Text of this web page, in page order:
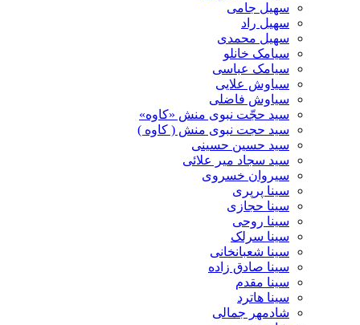
سهیل جامی
سهیل راد
سهیل محمدی
سیامک خانلو
سیامک عباسی
سیاوش علایی
سیاوش فاضلی
سید حجّت نبوی منش «کاوه»
سید حجت نبوی منش ( کاوه )
سید حسین حسینى
سید سجاد میر علائی
سیروان خسروی
سینا پرپری
سینا حجازی
سینا روحی
سینا سرلک
سینا شعبانخانی
سینا صادق زاده
سینا مقدم
سینا هاترد
شادمهر جمالی